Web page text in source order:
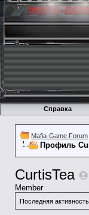
Справка
Mafia-Game Forum
Профиль
CurtisTea
Member
Последняя